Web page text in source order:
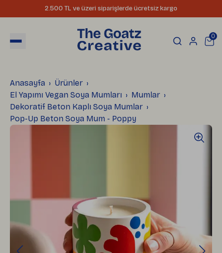
2.500 TL ve üzeri siparişlerde ücretsiz kargo
0
Anasayfa
Ürünler
El Yapımı Vegan Soya Mumları
Mumlar
Dekoratif Beton Kaplı Soya Mumlar
Pop-Up Beton Soya Mum - Poppy